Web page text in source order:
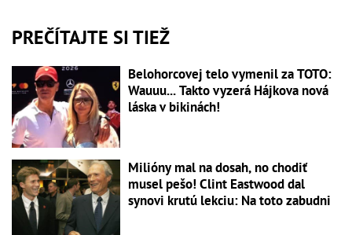
PREČÍTAJTE SI TIEŽ
Belohorcovej telo vymenil za TOTO:
Wauuu... Takto vyzerá Hájkova nová
láska v bikinách!
Milióny mal na dosah, no chodiť
musel pešo! Clint Eastwood dal
synovi krutú lekciu: Na toto zabudni